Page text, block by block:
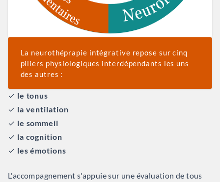
La neurothéprapie intégrative repose sur cinq
piliers physiologiques interdépendants les uns
des autres :
✓ le tonus
✓ la ventilation
✓ le sommeil
✓ la cognition
✓ les émotions
L'accompagnement s'appuie sur une évaluation de tous